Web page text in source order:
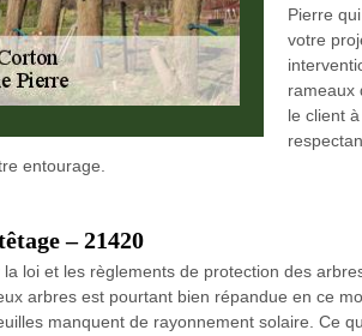
Pierre
votre
rameaux
le client
entourage.
– 21420
loi et les règlements de protection des
arbres est pourtant bien répandue en ce
manquent de rayonnement solaire. Ce